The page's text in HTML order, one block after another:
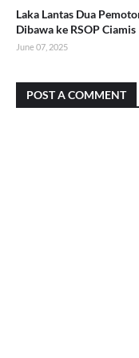
Laka Lantas Dua
Dibawa ke RSOP Ciamis
June 07, 2025
POST A COMMENT